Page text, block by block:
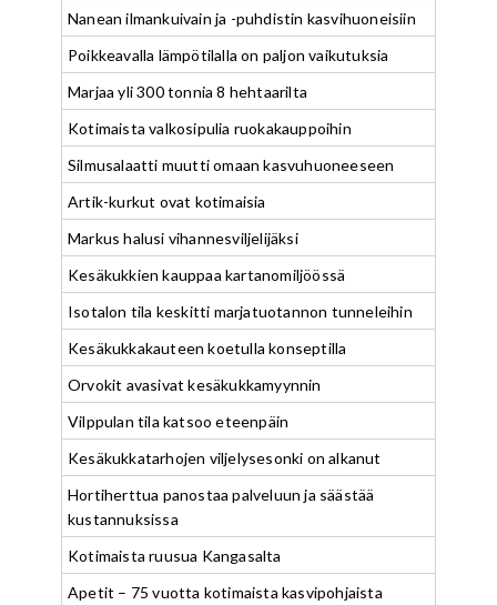
Nanean ilmankuivain ja -puhdistin kasvihuoneisiin
Poikkeavalla lämpötilalla on paljon vaikutuksia
Marjaa yli 300 tonnia 8 hehtaarilta
Kotimaista valkosipulia ruokakauppoihin
Silmusalaatti muutti omaan kasvuhuoneeseen
Artik-kurkut ovat kotimaisia
Markus halusi vihannesviljelijäksi
Kesäkukkien kauppaa kartanomiljöössä
Isotalon tila keskitti marjatuotannon tunneleihin
Kesäkukkakauteen koetulla konseptilla
Orvokit avasivat kesäkukkamyynnin
Vilppulan tila katsoo eteenpäin
Kesäkukkatarhojen viljelysesonki on alkanut
Hortiherttua panostaa palveluun ja säästää
kustannuksissa
Kotimaista ruusua Kangasalta
Apetit – 75 vuotta kotimaista kasvipohjaista